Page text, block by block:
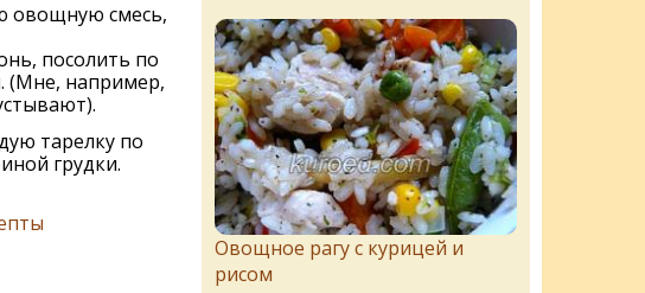
овощную смесь,
посолить по
(Мне, например,
тарелку по
грудки.
Овощное рагу с курицей и
рисом